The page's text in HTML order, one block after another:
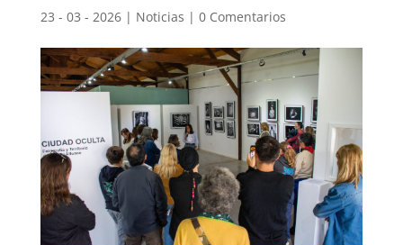
23 - 03 - 2026| Noticias | 0 Comentarios